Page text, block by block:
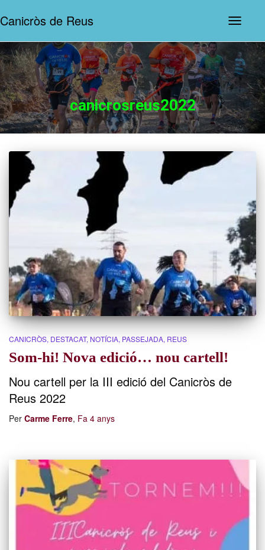
Canicròs de Reus
la
canicrosreus2022
CANICRÒS DESTACAT NOTÍCIA PASSEJADA REUS
Som-hi! Nova edició… nou cartell!
Nou cartell per la III edició del Canicròs de
Reus 2022
Per Carme Ferre, Fa 4 anys